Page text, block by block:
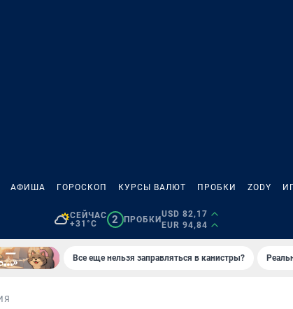
АФИША ГОРОСКОП КУРСЫ ВАЛЮТ ПРОБКИ ZODY
СЕЙЧАС
+31°C
2 ПРОБКИ
USD 82,17
EUR 94,84
Все еще нельзя заправляться в канистры?